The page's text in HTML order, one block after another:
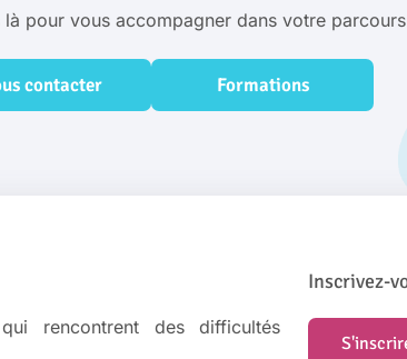
là pour vous accompagner dans votre
contacter Formations
rencontrent des difficultés
Inscrivez-